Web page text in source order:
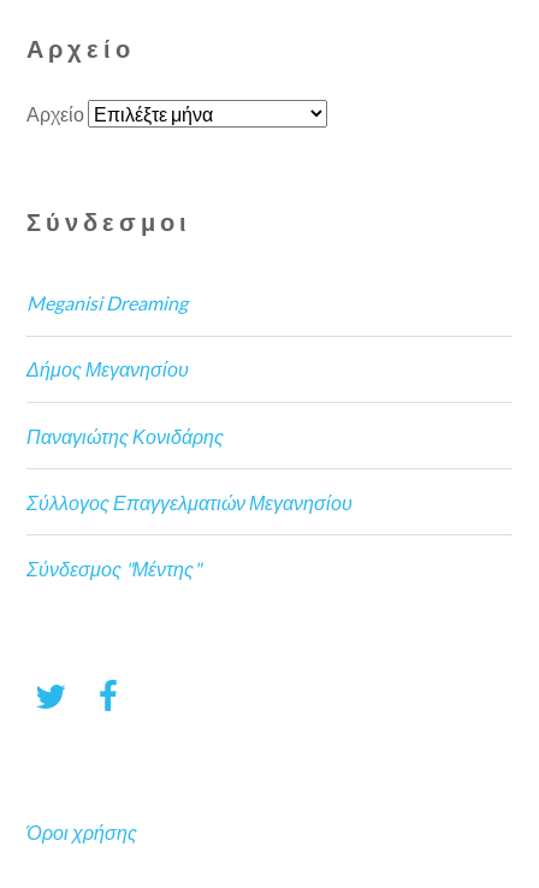
Αρχείο
Αρχείο
Σύνδεσμοι
Meganisi Dreaming
Δήμος Μεγανησίου
Παναγιώτης Κονιδάρης
Σύλλογος Επαγγελματιών Μεγανησίου
Σύνδεσμος "Μέντης"
Όροι χρήσης